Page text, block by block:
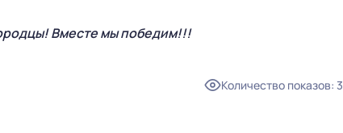
Вместе мы победим!!!
Количество показов: